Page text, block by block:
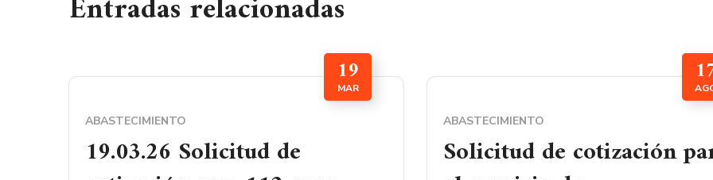
Entradas relacionadas
19
MAR
ABASTECIMIENTO
19.03.26 Solicitud de
ABASTECIMIENTO
Solicitud de cotización